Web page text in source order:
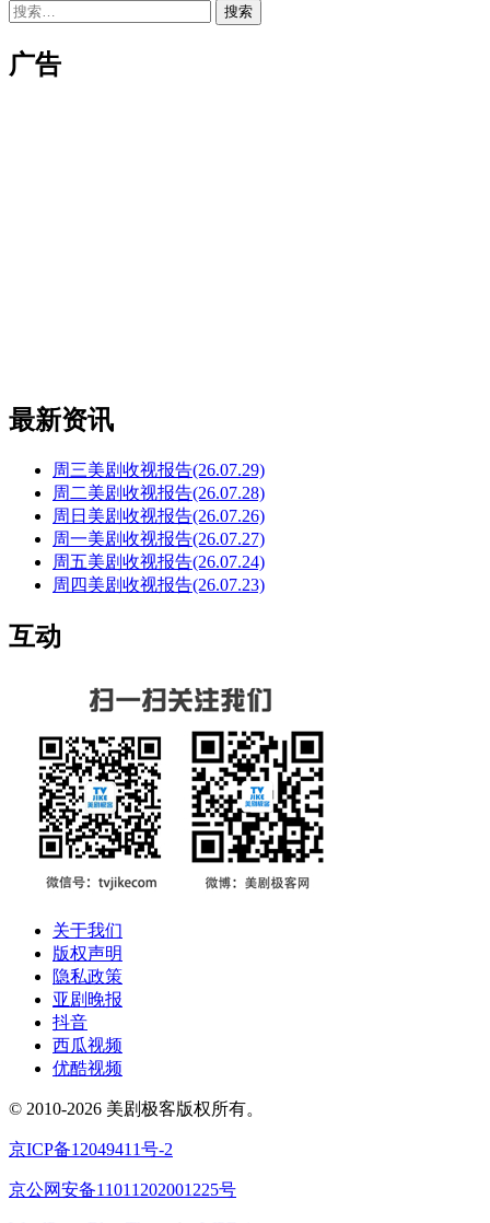
搜
广告
最新资讯
周三美剧收视报告(26.07.29)
周二美剧收视报告(26.07.28)
周日美剧收视报告(26.07.26)
周一美剧收视报告(26.07.27)
周五美剧收视报告(26.07.24)
周四美剧收视报告(26.07.23)
互动
关于我们
版权声明
隐私政策
亚剧晚报
抖音
西瓜视频
优酷视频
© 2010-2026 美剧极客版权所有。
京ICP备12049411号-2
京公网安备11011202001225号